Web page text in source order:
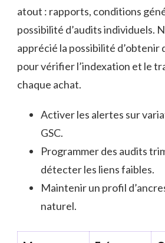
atout : rapports, conditions
possibilité d’audits individuels.
apprécié la possibilité d’obtenir
pour vérifier l’indexation et le
chaque achat.
Activer les alertes sur
GSC.
Programmer des audits
détecter les liens faibles.
Maintenir un profil
naturel.